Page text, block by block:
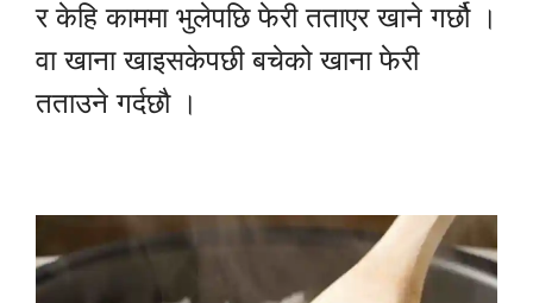
र केहि काममा भुलेपछि फेरी तताएर खाने गर्छौ ।
वा खाना खाइसकेपछी बचेको खाना फेरी
तताउने गर्दछौ ।